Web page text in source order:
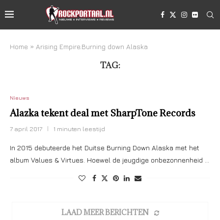
Home » Arising Empire.Burning down Alaska
TAG:
Nieuws
Alazka tekent deal met SharpTone Records
7 april 2017 1 minuten leestijd
In 2015 debuteerde het Duitse Burning Down Alaska met het
album Values & Virtues. Hoewel de jeugdige onbezonnenheid …
LAAD MEER BERICHTEN